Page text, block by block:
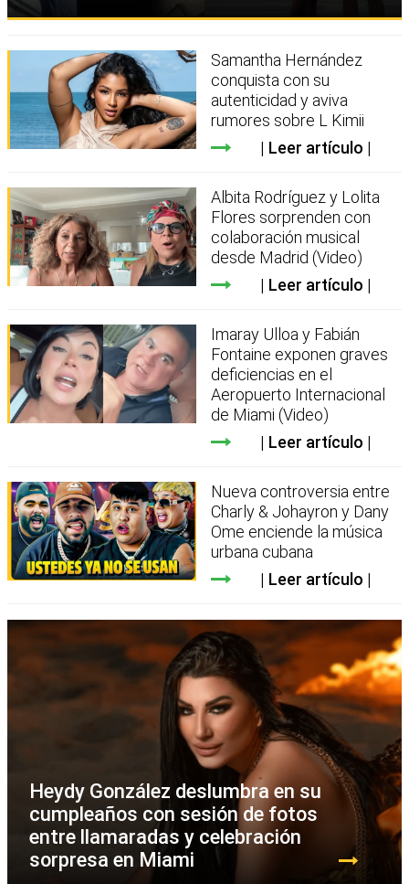
Samantha Hernández
conquista con su
autenticidad y aviva
rumores sobre L Kimii
Leer artículo
Albita Rodríguez y Lolita
Flores sorprenden con
colaboración musical
desde Madrid (Video)
Leer artículo
Imaray Ulloa y Fabián
Fontaine exponen graves
deficiencias en el
Aeropuerto Internacional
de Miami (Video)
Leer artículo
Nueva controversia entre
Charly & Johayron y Dany
Ome enciende la música
urbana cubana
Leer artículo
Heydy González deslumbra en su
cumpleaños con sesión de fotos
entre llamaradas y celebración
sorpresa en Miami